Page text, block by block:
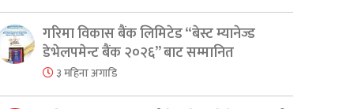
गरिमा विकास बैंक लिमिटेड “बेस्ट म्यानेज्ड
डेभेलपमेन्ट बैंक २०२६” बाट सम्मानित
३ महिना अगाडि